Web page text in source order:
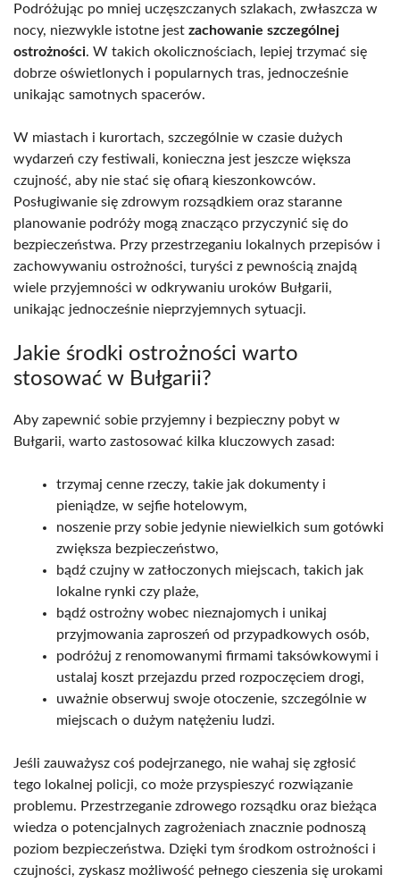
Podróżując po mniej uczęszczanych szlakach, zwłaszcza w
nocy, niezwykle istotne jest zachowanie szczególnej
ostrożności. W takich okolicznościach, lepiej trzymać się
dobrze oświetlonych i popularnych tras, jednocześnie
unikając samotnych spacerów.
W miastach i kurortach, szczególnie w czasie dużych
wydarzeń czy festiwali, konieczna jest jeszcze większa
czujność, aby nie stać się ofiarą kieszonkowców.
Posługiwanie się zdrowym rozsądkiem oraz staranne
planowanie podróży mogą znacząco przyczynić się do
bezpieczeństwa. Przy przestrzeganiu lokalnych przepisów i
zachowywaniu ostrożności, turyści z pewnością znajdą
wiele przyjemności w odkrywaniu uroków Bułgarii,
unikając jednocześnie nieprzyjemnych sytuacji.
Jakie środki ostrożności warto
stosować w Bułgarii?
Aby zapewnić sobie przyjemny i bezpieczny pobyt w
Bułgarii, warto zastosować kilka kluczowych zasad:
trzymaj cenne rzeczy, takie jak dokumenty i
pieniądze, w sejfie hotelowym,
noszenie przy sobie jedynie niewielkich sum gotówki
zwiększa bezpieczeństwo,
bądź czujny w zatłoczonych miejscach, takich jak
lokalne rynki czy plaże,
bądź ostrożny wobec nieznajomych i unikaj
przyjmowania zaproszeń od przypadkowych osób,
podróżuj z renomowanymi firmami taksówkowymi i
ustalaj koszt przejazdu przed rozpoczęciem drogi,
uważnie obserwuj swoje otoczenie, szczególnie w
miejscach o dużym natężeniu ludzi.
Jeśli zauważysz coś podejrzanego, nie wahaj się zgłosić
tego lokalnej policji, co może przyspieszyć rozwiązanie
problemu. Przestrzeganie zdrowego rozsądku oraz bieżąca
wiedza o potencjalnych zagrożeniach znacznie podnoszą
poziom bezpieczeństwa. Dzięki tym środkom ostrożności i
czujności, zyskasz możliwość pełnego cieszenia się urokami